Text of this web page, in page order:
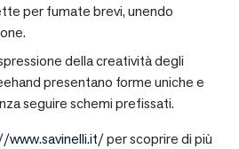
per fumate brevi, unendo
della creatività degli
presentano forme uniche e
seguire schemi prefissati.
www.savinelli.it/per scoprire di più